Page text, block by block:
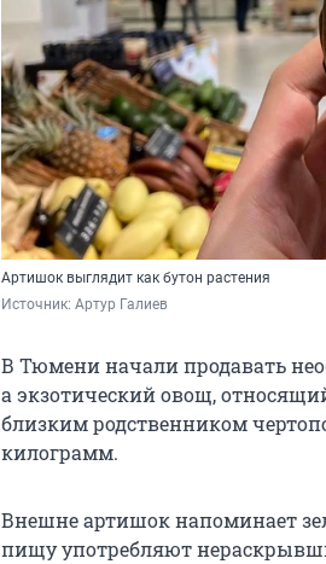
Артишок выглядит как бутон растения
Источник: Артур Галиев
В Тюмени начали продавать
а экзотический овощ,
близким родственником
килограмм.
Внешне артишок напоминает
пищу употребляют